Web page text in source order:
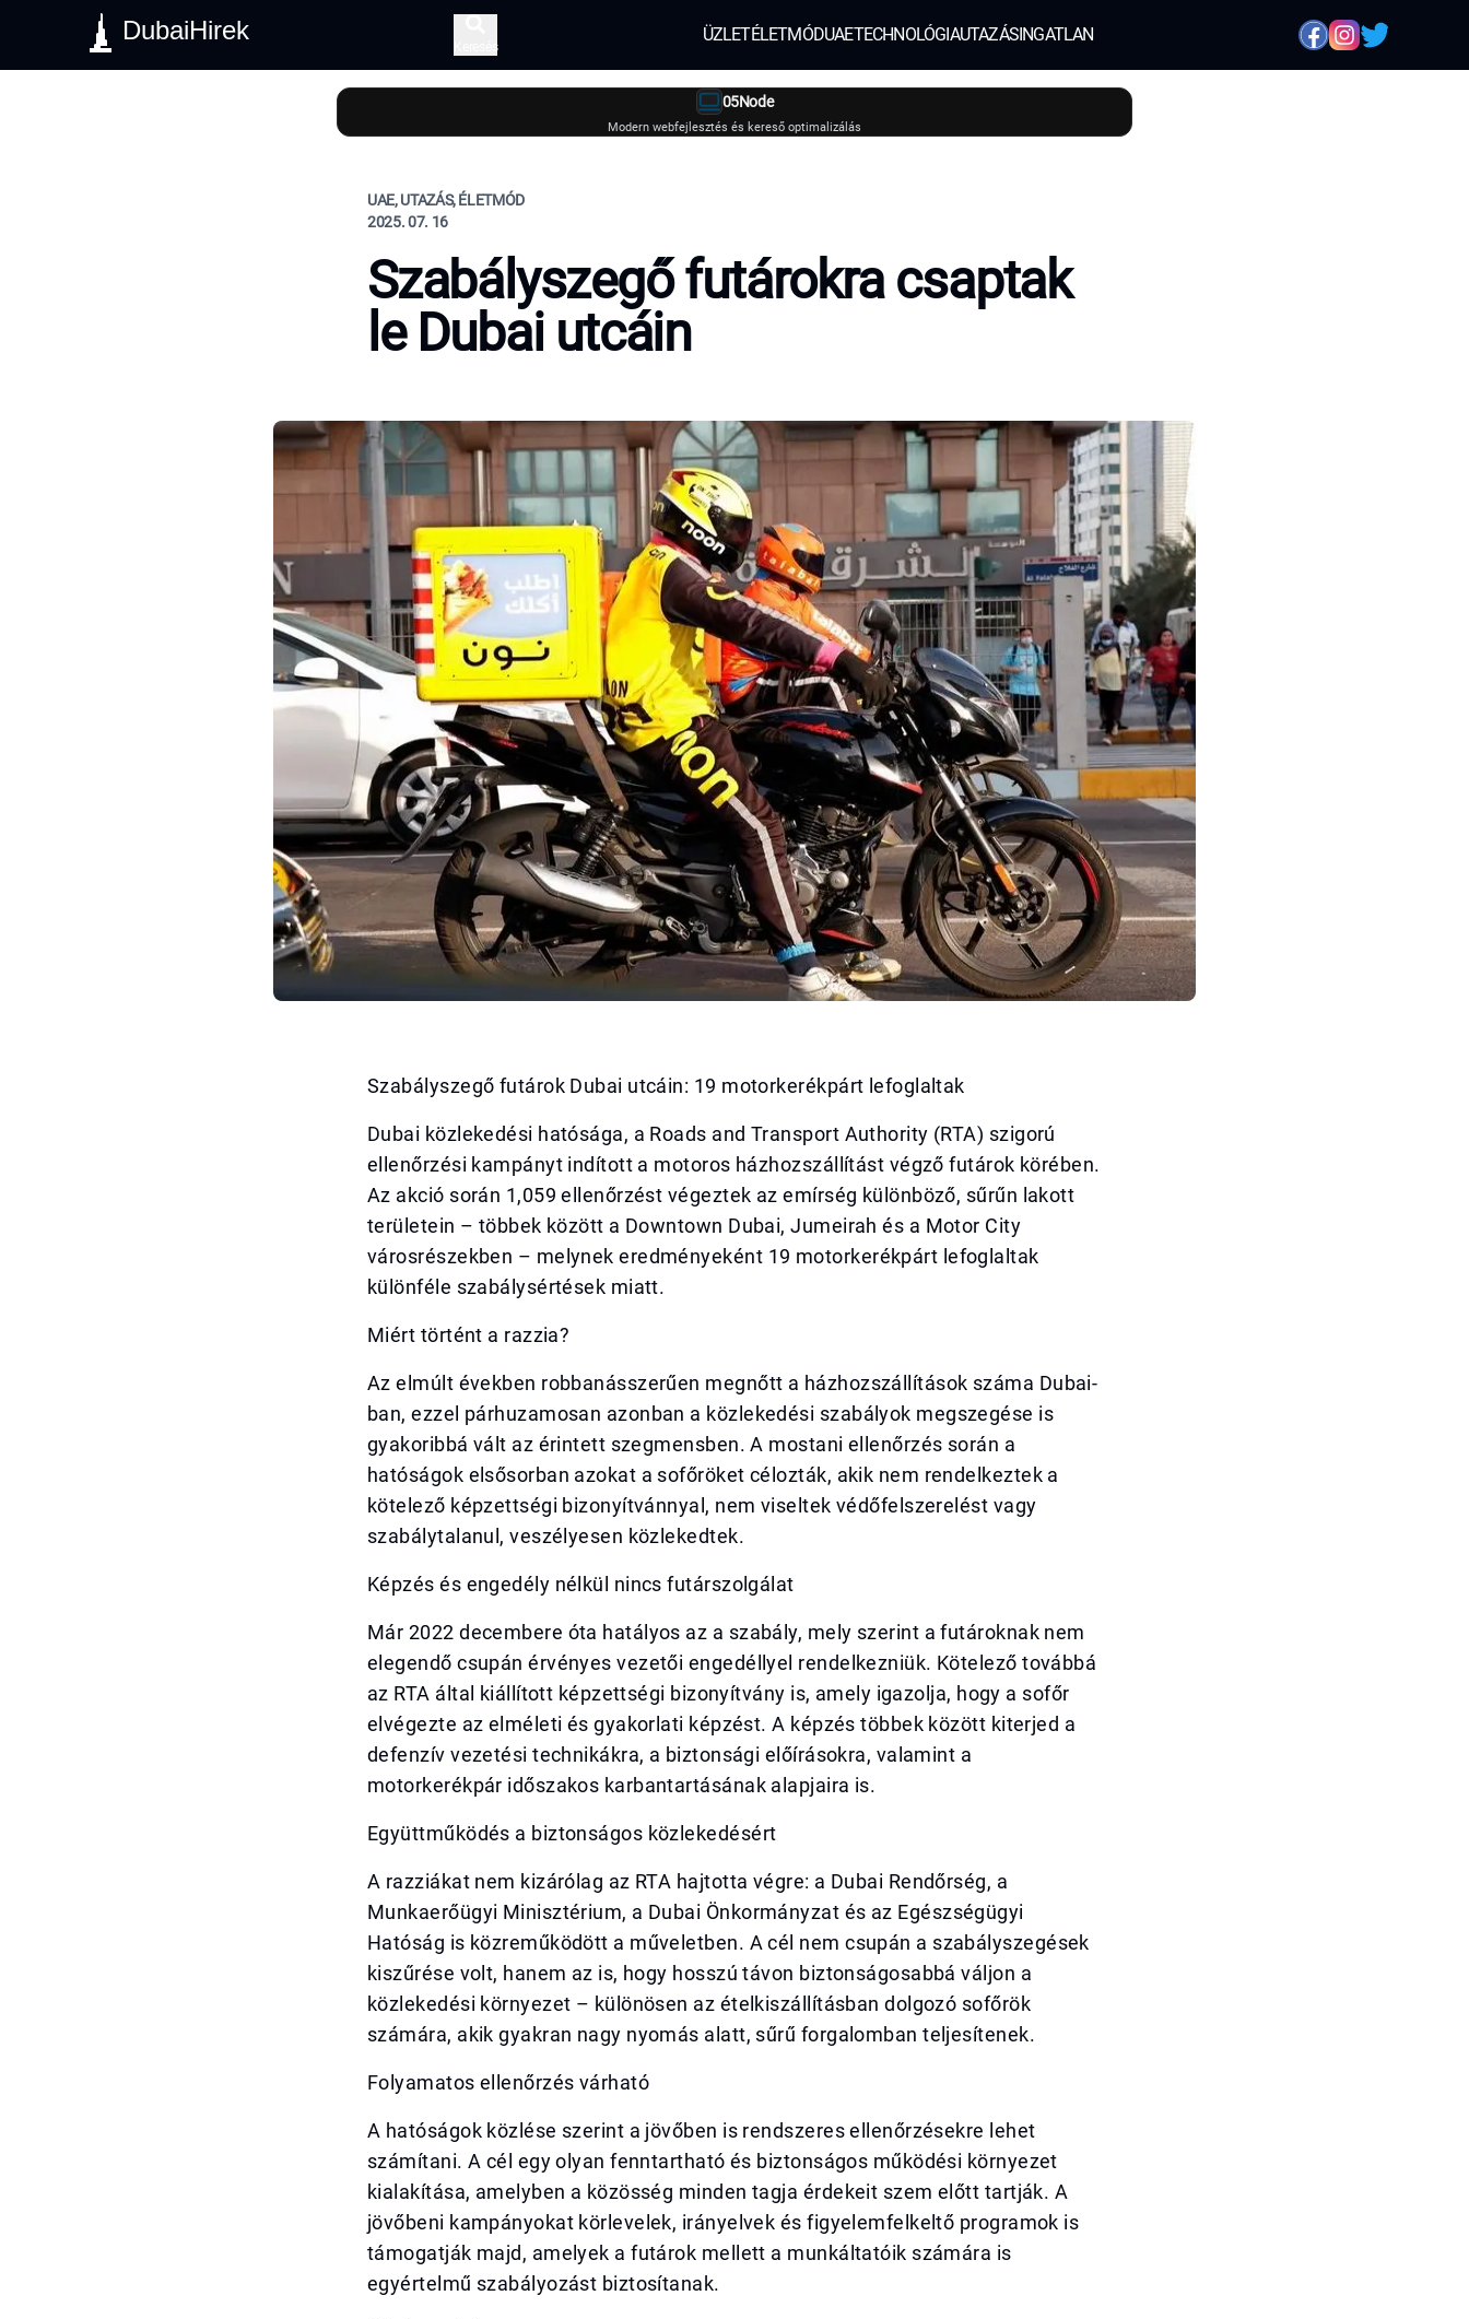
DubaiHirek
Keresés
ÜZLETÉLETMÓDUAETECHNOLÓGIAUTAZÁSINGATLAN
05Node
Modern webfejlesztés és kereső optimalizálás
UAE, UTAZÁS, ÉLETMÓD
2025. 07. 16
Szabályszegő futárokra csaptak
le Dubai utcáin
Szabályszegő futárok Dubai utcáin: 19 motorkerékpárt lefoglaltak
Dubai közlekedési hatósága, a Roads and Transport Authority (RTA) szigorú
ellenőrzési kampányt indított a motoros házhozszállítást végző futárok körében.
Az akció során 1,059 ellenőrzést végeztek az emírség különböző, sűrűn lakott
területein – többek között a Downtown Dubai, Jumeirah és a Motor City
városrészekben – melynek eredményeként 19 motorkerékpárt lefoglaltak
különféle szabálysértések miatt.
Miért történt a razzia?
Az elmúlt években robbanásszerűen megnőtt a házhozszállítások száma Dubai-
ban, ezzel párhuzamosan azonban a közlekedési szabályok megszegése is
gyakoribbá vált az érintett szegmensben. A mostani ellenőrzés során a
hatóságok elsősorban azokat a sofőröket célozták, akik nem rendelkeztek a
kötelező képzettségi bizonyítvánnyal, nem viseltek védőfelszerelést vagy
szabálytalanul, veszélyesen közlekedtek.
Képzés és engedély nélkül nincs futárszolgálat
Már 2022 decembere óta hatályos az a szabály, mely szerint a futároknak nem
elegendő csupán érvényes vezetői engedéllyel rendelkezniük. Kötelező továbbá
az RTA által kiállított képzettségi bizonyítvány is, amely igazolja, hogy a sofőr
elvégezte az elméleti és gyakorlati képzést. A képzés többek között kiterjed a
defenzív vezetési technikákra, a biztonsági előírásokra, valamint a
motorkerékpár időszakos karbantartásának alapjaira is.
Együttműködés a biztonságos közlekedésért
A razziákat nem kizárólag az RTA hajtotta végre: a Dubai Rendőrség, a
Munkaerőügyi Minisztérium, a Dubai Önkormányzat és az Egészségügyi
Hatóság is közreműködött a műveletben. A cél nem csupán a szabályszegések
kiszűrése volt, hanem az is, hogy hosszú távon biztonságosabbá váljon a
közlekedési környezet – különösen az ételkiszállításban dolgozó sofőrök
számára, akik gyakran nagy nyomás alatt, sűrű forgalomban teljesítenek.
Folyamatos ellenőrzés várható
A hatóságok közlése szerint a jövőben is rendszeres ellenőrzésekre lehet
számítani. A cél egy olyan fenntartható és biztonságos működési környezet
kialakítása, amelyben a közösség minden tagja érdekeit szem előtt tartják. A
jövőbeni kampányokat körlevelek, irányelvek és figyelemfelkeltő programok is
támogatják majd, amelyek a futárok mellett a munkáltatóik számára is
egyértelmű szabályozást biztosítanak.